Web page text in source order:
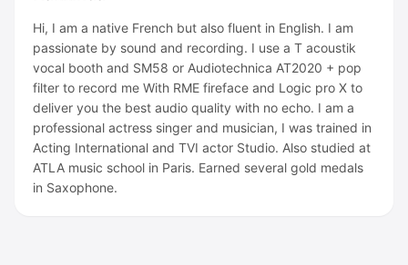
Hi, I am a native French but also fluent in English. I am
passionate by sound and recording. I use a T acoustik
vocal booth and SM58 or Audiotechnica AT2020 + pop
filter to record me With RME fireface and Logic pro X to
deliver you the best audio quality with no echo. I am a
professional actress singer and musician, I was trained in
Acting International and TVI actor Studio. Also studied at
ATLA music school in Paris. Earned several gold medals
in Saxophone.